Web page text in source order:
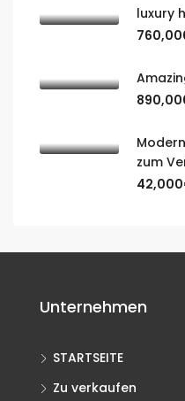
luxury
zum
Unternehmen
STARTSEITE
Zu verkaufen